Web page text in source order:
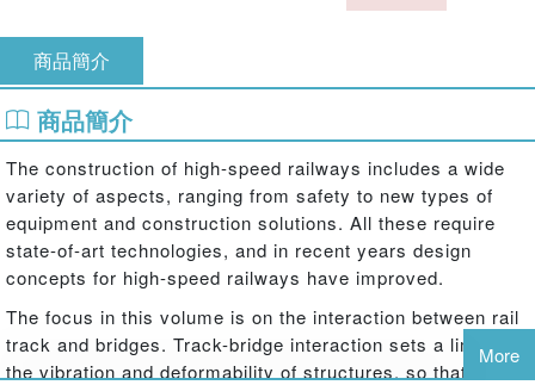
商品簡介
商品簡介
The construction of high-speed railways includes a wide
variety of aspects, ranging from safety to new types of
equipment and construction solutions. All these require
state-of-art technologies, and in recent years design
concepts for high-speed railways have improved.
The focus in this volume is on the interaction between rail
track and bridges. Track-bridge interaction sets a limit to
the vibration and deformability of structures, so that
More